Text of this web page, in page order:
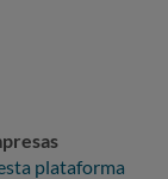
plataforma